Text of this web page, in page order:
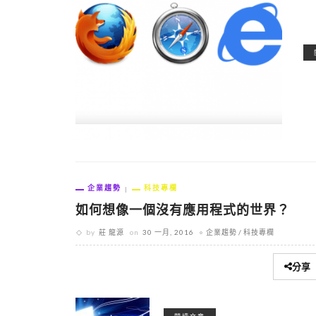
企業趨勢 科技專欄
如何想像一個沒有應用程式的世界？
by 莊 龍源 on 30 一月, 2016 企業趨勢 科技專欄
分享